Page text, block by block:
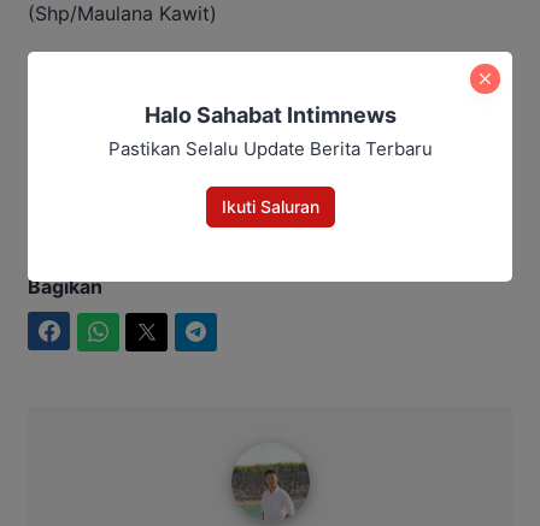
(Shp/Maulana Kawit)
Suparjan Efendi Dorong Promosi
Pariwisata Barito Utara
Bagikan
Halo Sahabat Intimnews
Pastikan Selalu Update Berita Terbaru
Ikuti Saluran